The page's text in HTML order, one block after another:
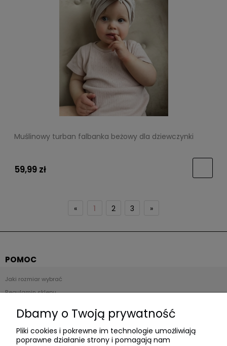
Muślinowy turban falbanka beżowy dla dziewczynki
59,99 zł
« 1 2 3 »
POMOC
Jaki rozmiar wybrać
Regulamin sklepu
Polityka prywatności
Dbamy o Twoją prywatność
Pliki cookies i pokrewne im technologie umożliwiają
poprawne działanie strony i pomagają nam